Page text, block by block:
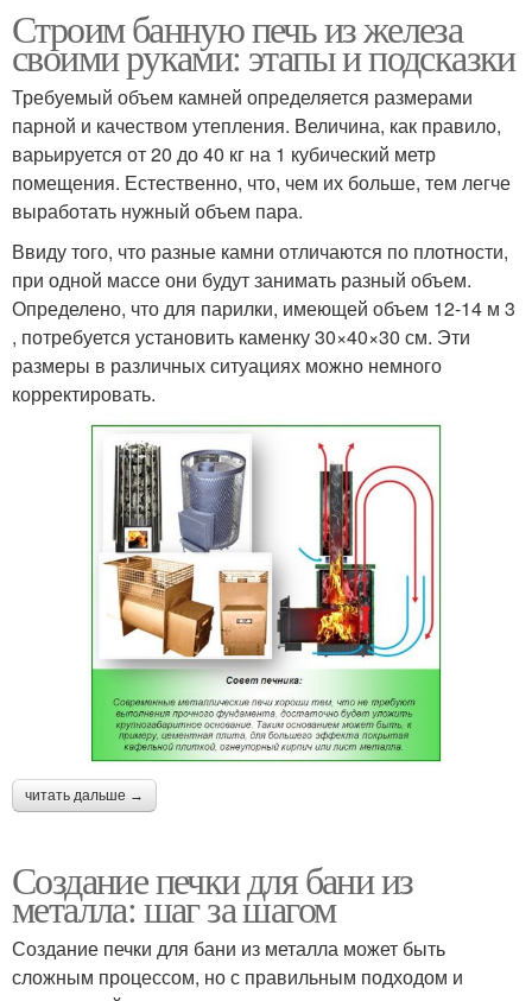
Строим банную печь из железа
своими руками: этапы и подсказки
Требуемый объем камней определяется размерами
парной и качеством утепления. Величина, как правило,
варьируется от 20 до 40 кг на 1 кубический метр
помещения. Естественно, что, чем их больше, тем легче
выработать нужный объем пара.
Ввиду того, что разные камни отличаются по плотности,
при одной массе они будут занимать разный объем.
Определено, что для парилки, имеющей объем 12-14 м 3
, потребуется установить каменку 30×40×30 см. Эти
размеры в различных ситуациях можно немного
корректировать.
читать дальше →
Создание печки для бани из
металла: шаг за шагом
Создание печки для бани из металла может быть
сложным процессом, но с правильным подходом и